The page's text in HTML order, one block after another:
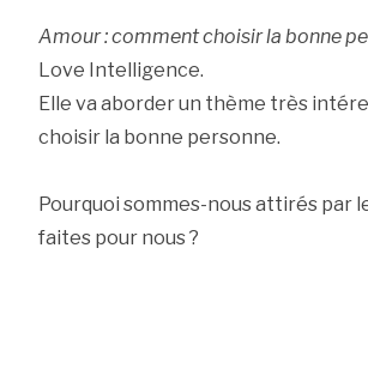
Amour : comment choisir la bonne
Love Intelligence.
Elle va aborder un thème très
choisir la bonne personne.
Pourquoi sommes-nous attirés par
faites pour nous ?